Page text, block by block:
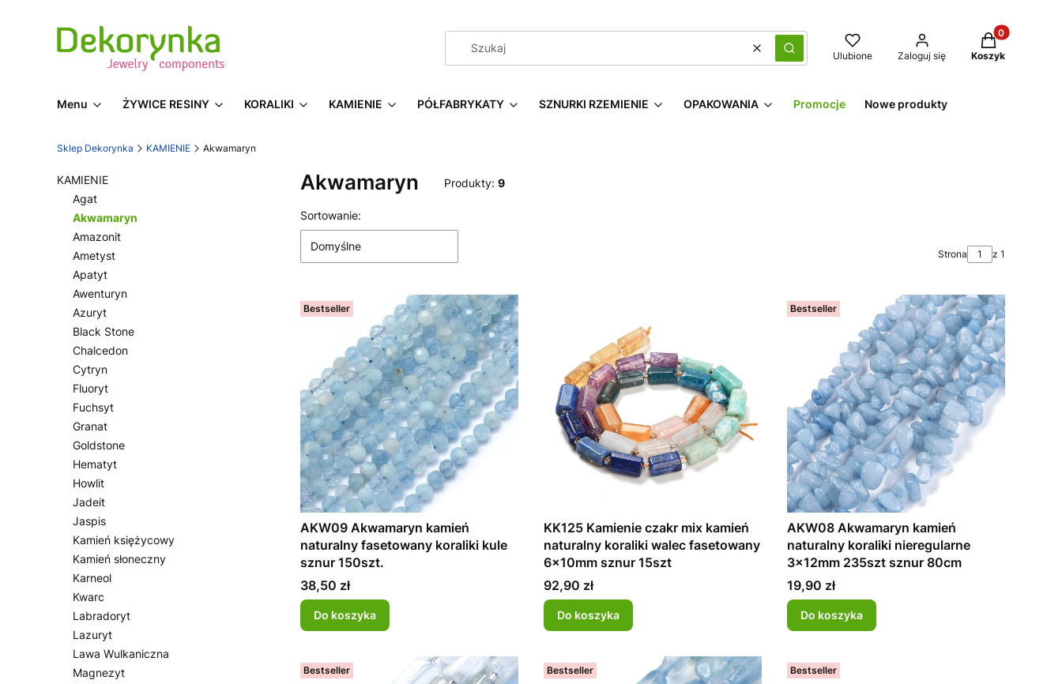
WyczyśćSzukaj Ulubione Zaloguj się
Produkty w
Koszyk
Menu ŻYWICE RESINY KORALIKI KAMIENIE PÓŁFABRYKATY SZNURKI RZEMIENIE OPAKOWANIA Promocje Nowe produkty
Sklep Dekorynka KAMIENIE Akwamaryn
KAMIENIE
Agat
Akwamaryn
Amazonit
Ametyst
Apatyt
Awenturyn
Azuryt
Black Stone
Chalcedon
Cytryn
Fluoryt
Fuchsyt
Granat
Goldstone
Hematyt
Howlit
Jadeit
Jaspis
Kamień księżycowy
Kamień słoneczny
Karneol
Kwarc
Labradoryt
Lazuryt
Lawa Wulkaniczna
Magnezyt
Akwamaryn Produkty: 9
Lista produktów
Sortowanie:
Domyślne
Strona z 1
Bestseller
AKW09 Akwamaryn kamień
naturalny fasetowany koraliki kule
sznur 150szt.
Cena
38,50 zł
Do koszyka
KK125 Kamienie czakr mix kamień
naturalny koraliki walec fasetowany
6x10mm sznur 15szt
Cena
92,90 zł
Do koszyka
Bestseller
AKW08 Akwamaryn kamień
naturalny koraliki nieregularne
3x12mm 235szt sznur 80cm
Cena
19,90 zł
Do koszyka
Bestseller Bestseller Bestseller